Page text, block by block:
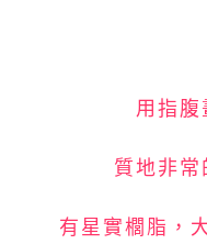
用指
質地非
有星實櫚脂，